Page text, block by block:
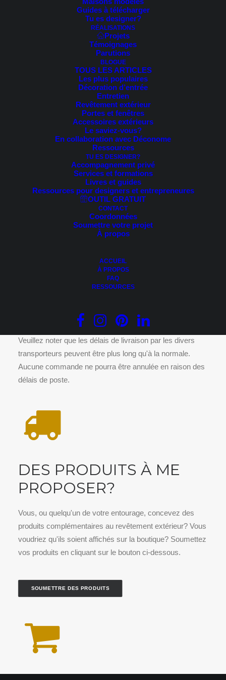
Guides à télécharger
Tu es designer?
RÉALISATIONS
Projets
Témoignages
Parutions
BLOGUE
TOUS LES ARTICLES
Les plus populaires
Décoration d’entrée
Entretien
Revêtement extérieur
Portes et fenêtres
Accessoires extérieurs
Le saviez-vous?
En collaboration avec Déconome
Ressources
TU ES DESIGNER?
Accompagnement privé
Services et formations
Livres et guides
Ressources pour designers et entrepreneures
OUTIL GRATUIT
CONTACT
Coordonnées
Soumettre votre projet
À propos
ACCUEIL
À PROPOS
FAQ
RESSOURCES
Voici le seul résultat
page
du
produit
0.00$
DÉLAIS DE LIVRAISON
Veuillez noter que les délais de livraison par les divers
transporteurs peuvent être plus long qu'à la normale.
Aucune commande ne pourra être annulée en raison des
délais de poste.
DES PRODUITS À ME
PROPOSER?
Vous, ou quelqu'un de votre entourage, concevez des
produits complémentaires au revêtement extérieur? Vous
voudriez qu'ils soient affichés sur la boutique? Soumettez
vos produits en cliquant sur le bouton ci-dessous.
SOUMETTRE DES PRODUITS